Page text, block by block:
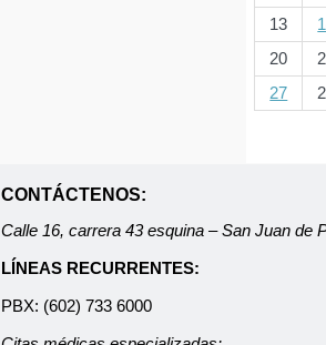
13
20
27
CONTÁCTENOS:
Calle 16, carrera 43 esquina – San Juan de
LÍNEAS RECURRENTES:
PBX: (602) 733 6000